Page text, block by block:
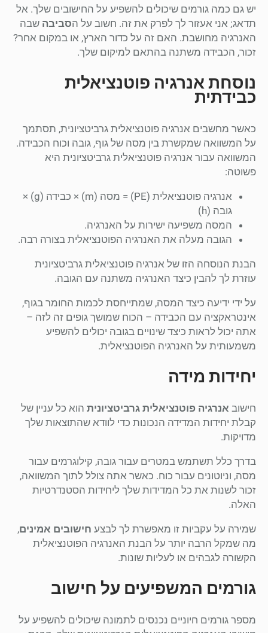
יש גם כמה גורמים שיכולים להשפיע על החישובים שלך. אל
תדאג; אני אעזור לך לפרק את זה. חשוב על הסביבה שבה
האנרגיה מחושבת. האם זה על כדור הארץ, או במקום אחר?
זכור, הכבידה משתנה בהתאם למיקום שלך.
נוסחת אנרגיה פוטנציאלית
כבידתית
כאשר מחשבים אנרגיה פוטנציאלית גרביטציונית, תסתמך
על המשוואה שמקשרת בין מסה של גוף, גובה וכוח הכבידה.
המשוואה עבור אנרגיה פוטנציאלית גרביטציונית היא
פשוטה:
אנרגיה פוטנציאלית (PE) = מסה (m) × כבידה (g) ×
גובה (h)
המסה משפיעה ישירות על האנרגיה.
הגובה מעלה את האנרגיה הפוטנציאלית בצורה רבה.
הבנת הנוסחה הזו של אנרגיה פוטנציאלית גרביטציונית
עוזרת לך להבין כיצד האנרגיה משתנה עם הגובה.
על ידי ידיעה כיצד המסה, שמתייחסת לכמות החומר בגוף,
אינטראקציה עם הכבידה – הכוח שמושך גופים זה לזה –
אתה יכול לראות כיצד שינויים בגובה יכולים להשפיע
משמעותית על האנרגיה הפוטנציאלית.
יחידות מידה
חישוב אנרגיה פוטנציאלית גרביטציונית הוא כל עניין של
קבלת יחידות המדידה הנכונות כדי לוודא שהתוצאות שלך
מדויקות.
בדרך כלל תשתמש במטרים עבור גובה, קילוגרמים עבור
מסה, וניוטונים עבור כוח. כאשר אתה צולל לתוך המשוואה,
זכור לשנות את כל המדידות שלך ליחידות הסטנדרטיות
האלה.
שמירה על עקביות זו מאפשרת לך לבצע חישובים אמינים,
מה שמקל הרבה יותר על הבנת האנרגיה הפוטנציאלית
הקשורה לגבהים או לעליות שונות.
גורמים המשפיעים על חישוב
מספר גורמים חיוניים נכנסים לתמונה שיכולים להשפיע על